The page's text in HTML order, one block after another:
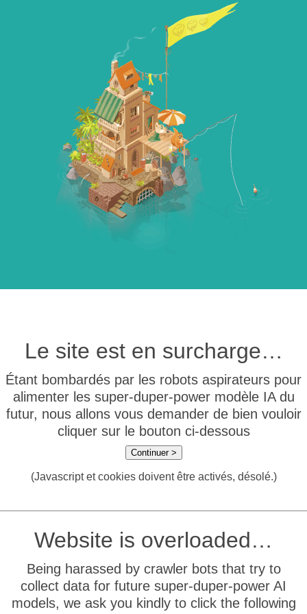
Le site est en surcharge…
Étant bombardés par les robots aspirateurs pour
alimenter les super-duper-power modèle IA du
futur, nous allons vous demander de bien vouloir
cliquer sur le bouton ci-dessous
Continuer >
(Javascript et cookies doivent être activés, désolé.)
Website is overloaded…
Being harassed by crawler bots that try to
collect data for future super-duper-power AI
models, we ask you kindly to click the following